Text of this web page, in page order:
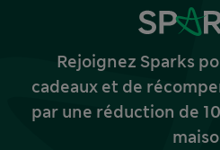
Rejoignez Sparks
cadeaux et de
par une réduction de